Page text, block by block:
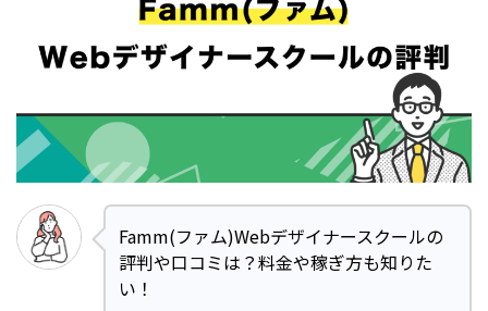
Famm(ファム)Webデザイナースクールの
評判や口コミは？料金や稼ぎ方も知りた
い！